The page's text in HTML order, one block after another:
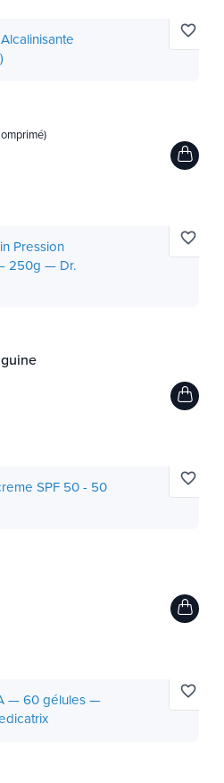
Latirle mit
In festlichen Zeiten wird
mit Funkeln oder
favorite_border
favorite_border
favorite_border
favorite_border